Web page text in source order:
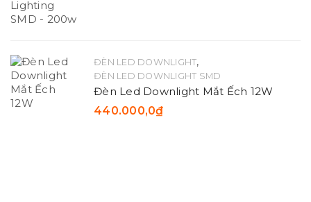
ĐÈN LED DOWNLIGHT,
ĐÈN LED DOWNLIGHT SMD
Đèn Led Downlight Mắt Ếch 12W
440.000,0₫